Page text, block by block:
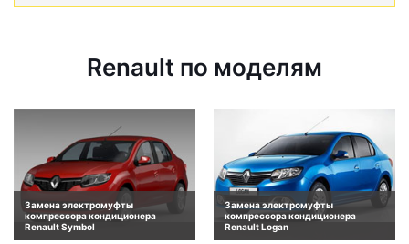
Renault по моделям
Замена электромуфты
компрессора кондиционера
Renault Symbol
Замена электромуфты
компрессора кондиционера
Renault Logan